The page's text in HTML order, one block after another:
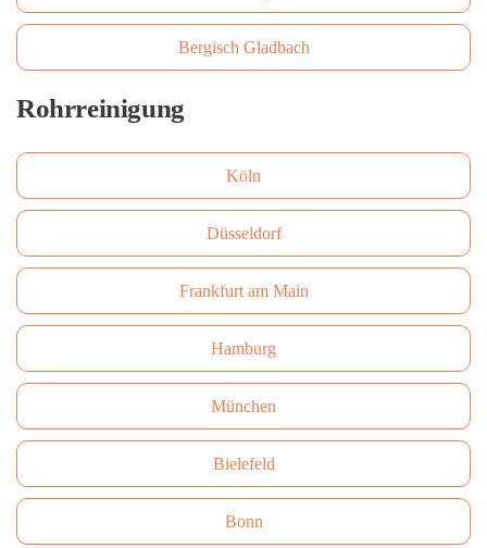
Bergisch Gladbach
Rohrreinigung
Köln
Düsseldorf
Frankfurt am Main
Hamburg
München
Bielefeld
Bonn